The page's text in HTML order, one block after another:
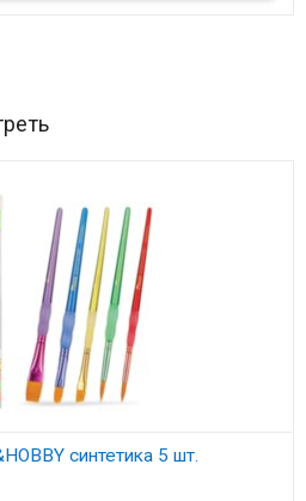
синтетика 5 шт.